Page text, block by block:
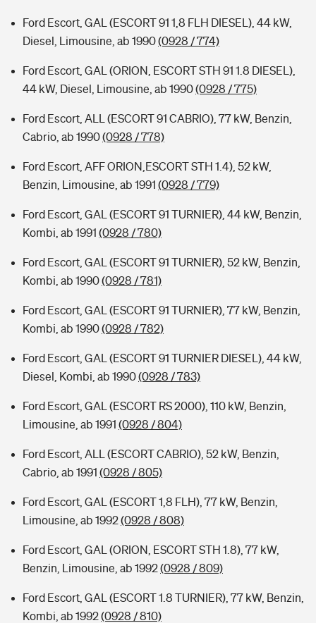
Ford Escort, GAL (ESCORT 91 1,8 FLH DIESEL), 44 kW,
Diesel, Limousine, ab 1990(0928 / 774)
Ford Escort, GAL (ORION, ESCORT STH 91 1.8 DIESEL),
44 kW, Diesel, Limousine, ab 1990(0928 / 775)
Ford Escort, ALL (ESCORT 91 CABRIO), 77 kW, Benzin,
Cabrio, ab 1990(0928 / 778)
Ford Escort, AFF ORION,ESCORT STH 1.4), 52 kW,
Benzin, Limousine, ab 1991 (0928 / 779)
Ford Escort, GAL (ESCORT 91 TURNIER), 44 kW, Benzin,
Kombi, ab 1991 (0928 / 780)
Ford Escort, GAL (ESCORT 91 TURNIER), 52 kW, Benzin,
Kombi, ab 1990(0928 / 781)
Ford Escort, GAL (ESCORT 91 TURNIER), 77 kW, Benzin,
Kombi, ab 1990(0928 / 782)
Ford Escort, GAL (ESCORT 91 TURNIER DIESEL), 44 kW,
Diesel, Kombi, ab 1990(0928 / 783)
Ford Escort, GAL (ESCORT RS 2000), 110 kW, Benzin,
Limousine, ab 1991 (0928 / 804)
Ford Escort, ALL (ESCORT CABRIO), 52 kW, Benzin,
Cabrio, ab 1991 (0928 / 805)
Ford Escort, GAL (ESCORT 1,8 FLH), 77 kW, Benzin,
Limousine, ab 1992(0928 / 808)
Ford Escort, GAL (ORION, ESCORT STH 1.8), 77 kW,
Benzin, Limousine, ab 1992(0928 / 809)
Ford Escort, GAL (ESCORT 1.8 TURNIER), 77 kW, Benzin,
Kombi, ab 1992(0928 / 810)